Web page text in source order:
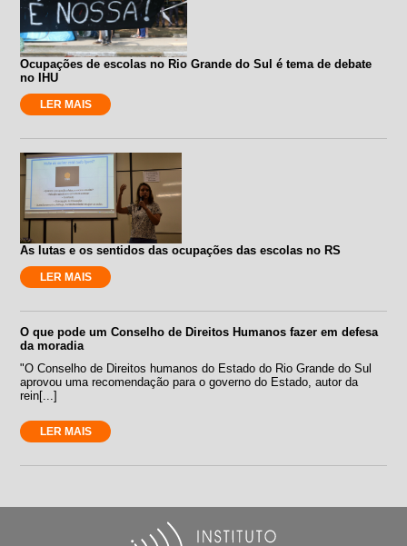
Ocupações de escolas no Rio Grande do Sul é tema de debate
no IHU
LER MAIS
As lutas e os sentidos das ocupações das escolas no RS
LER MAIS
O que pode um Conselho de Direitos Humanos fazer em defesa
da moradia
"O Conselho de Direitos humanos do Estado do Rio Grande do Sul
aprovou uma recomendação para o governo do Estado, autor da
rein[...]
LER MAIS